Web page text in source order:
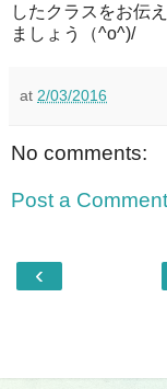
したクラスをお伝
ましょう（^o^)/
at 2/03/2016
No comments:
Post a Comment
‹